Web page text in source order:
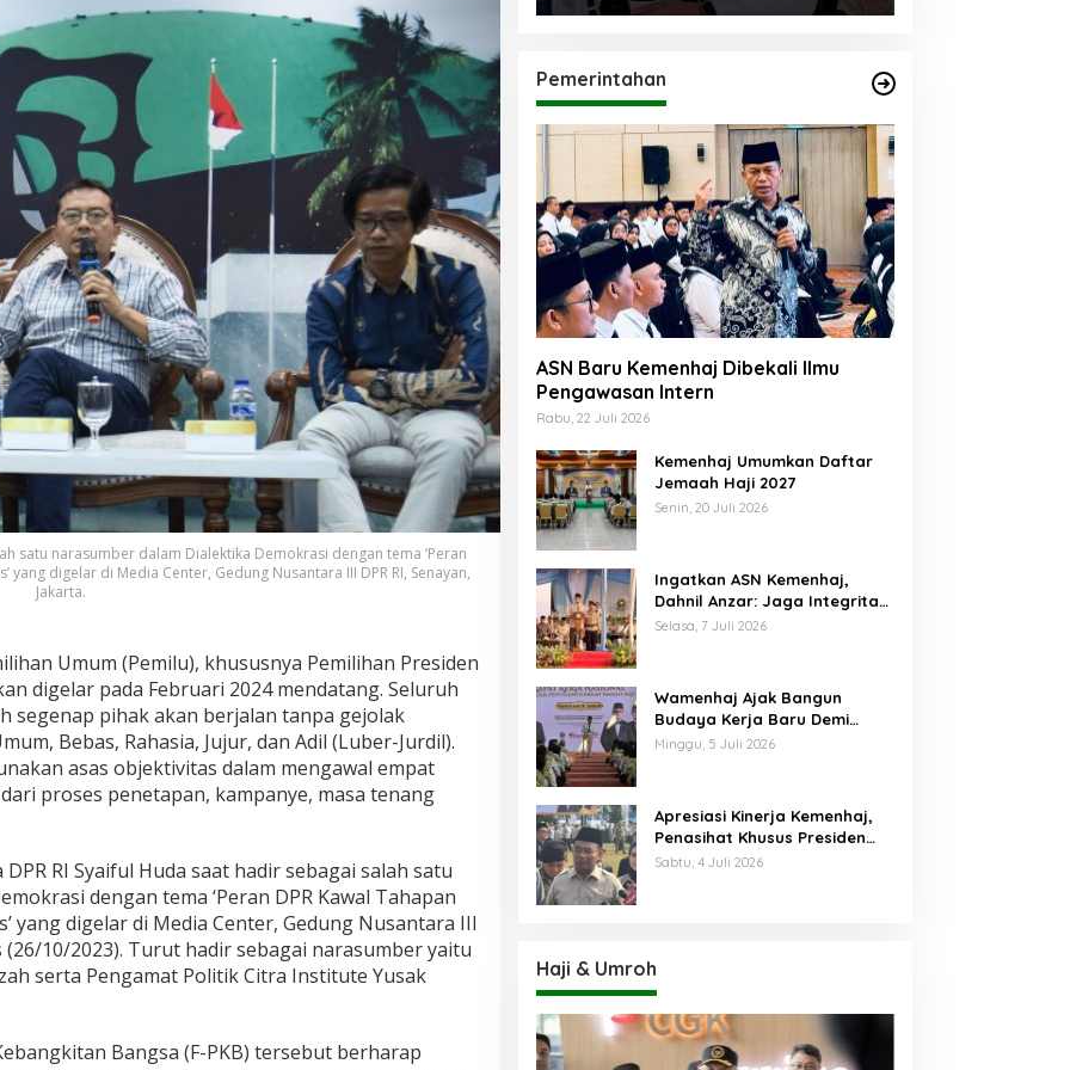
satu narasumber dalam Dialektika Demokrasi dengan tema ‘Peran
yang digelar di Media Center, Gedung Nusantara III DPR RI, Senayan,
Jakarta.
Umum (Pemilu), khususnya Pemilihan Presiden
digelar pada Februari 2024 mendatang. Seluruh
segenap pihak akan berjalan tanpa gejolak
Bebas, Rahasia, Jujur, dan Adil (Luber-Jurdil).
asas objektivitas dalam mengawal empat
proses penetapan, kampanye, masa tenang
RI Syaiful Huda saat hadir sebagai salah satu
dengan tema ‘Peran DPR Kawal Tahapan
yang digelar di Media Center, Gedung Nusantara III
(26/10/2023). Turut hadir sebagai narasumber yaitu
serta Pengamat Politik Citra Institute Yusak
Bangsa (F-PKB) tersebut berharap
Pemerintahan
ASN Baru Kemenhaj Dibekali Ilmu
Pengawasan Intern
Rabu, 22 Juli 2026
Kemenhaj Umumkan Daftar
Jemaah Haji 2027
Senin, 20 Juli 2026
Ingatkan ASN Kemenhaj,
Dahnil Anzar: Jaga Integritas,
Hentikan Praktik Menjadikan
Selasa, 7 Juli 2026
Wamenhaj Ajak Bangun
Budaya Kerja Baru Demi
Pelayanan Terbaik bagi
Minggu, 5 Juli 2026
Apresiasi Kinerja Kemenhaj,
Penasihat Khusus Presiden
Nilai Transisi
Sabtu, 4 Juli 2026
Haji & Umroh